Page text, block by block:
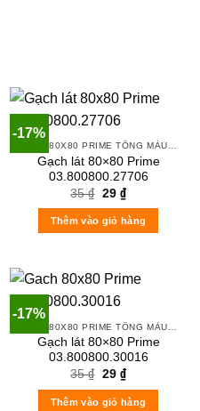
-17%
GẠCH 80X80 PRIME TÔNG MÀU TRẮNG XÁM
Gạch lát 80×80 Prime
03.800800.27706
35₫ Original
price
was:
35 ₫.
29 ₫Current
price
is:
29 ₫.
Thêm vào giỏ hàng
-17%
Gạch lát 80×80 Prime
03.800800.30016
35₫ Original
price
was:
35 ₫.
29 ₫Current
price
is:
29 ₫.
Thêm vào giỏ hàng